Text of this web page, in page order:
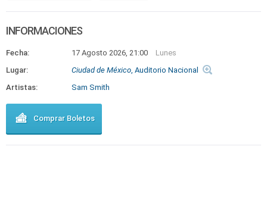
INFORMACIONES
Fecha: 17 Agosto 2026, 21:00
Lunes
Lugar:
Ciudad de México, Auditorio Nacional
Artistas:
Sam Smith
Comprar Boletos